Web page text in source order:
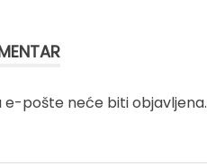
e-pošte neće biti objavljena.